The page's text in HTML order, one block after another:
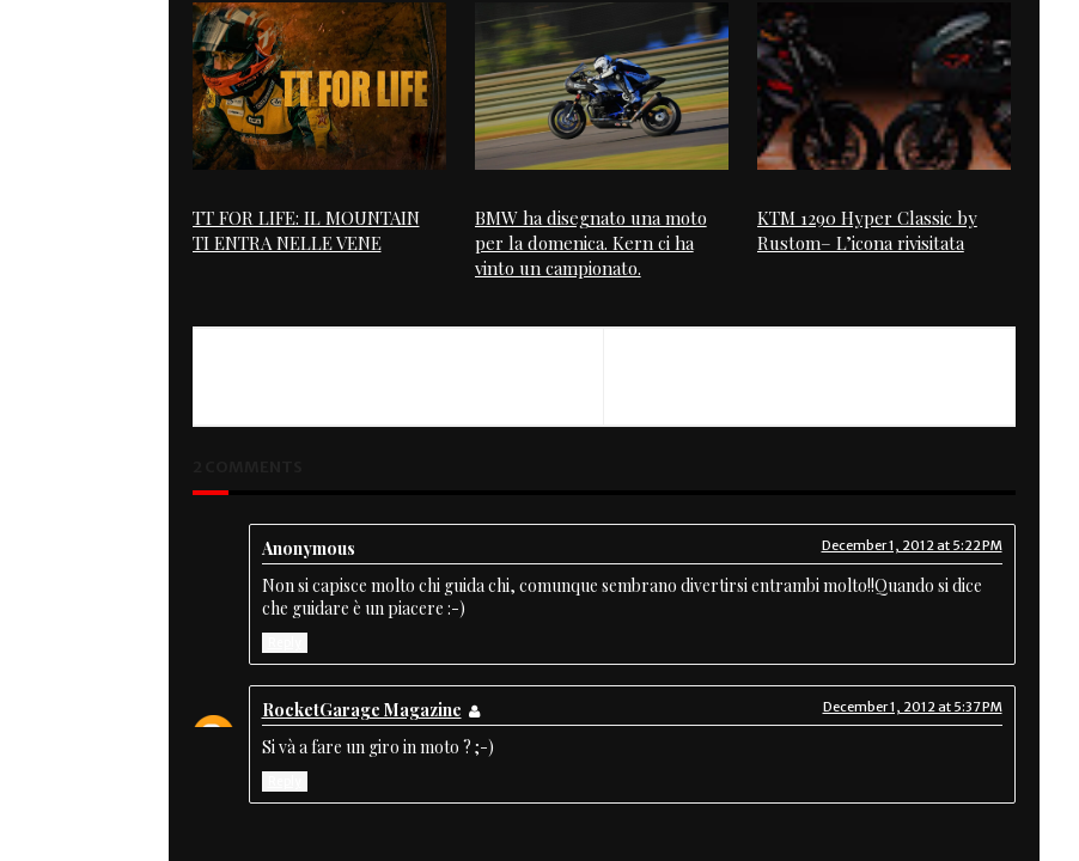
TT FOR LIFE: IL MOUNTAIN
TI ENTRA NELLE VENE
BMW ha disegnato una moto
per la domenica. Kern ci ha
vinto un campionato.
KTM 1290 Hyper Classic by
Rustom– L’icona rivisitata
Anonymous December 1, 2012 at 5:22 PM
Non si capisce molto chi guida chi, comunque sembrano divertirsi entrambi molto!!Quando si dice
che guidare è un piacere :-)
RocketGarage Magazine December 1, 2012 at 5:37 PM
Si và a fare un giro in moto ? ;-)